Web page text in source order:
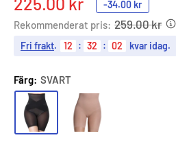
price
-34.00 kr
Rekommenderat pris: 259.00 kr
Fri frakt. 12 : 32 : 01 kvar idag.
Färg: SVART